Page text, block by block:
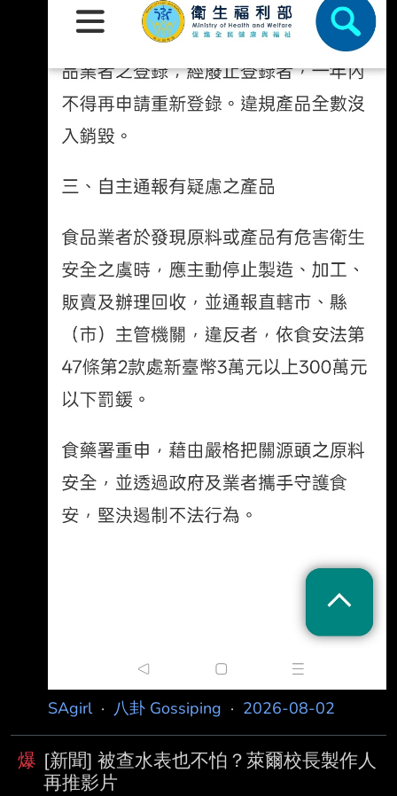
何未通報目的事業主管機關，經濟部今天表示，
通報義務不應無限上綱，若餐廳去菜市場買菜，
要求採購人員把看到所有有爛菜葉的攤販 都通
報主管機關，這是檢舉達人想做的事情，而不是
食品業者的義務。 中聯油脂廠長陳明榮1日
SAgirl· 八卦 Gossiping · 2026-08-02
爆 [新聞] 被查水表也不怕？萊爾校長製作人
再推影片